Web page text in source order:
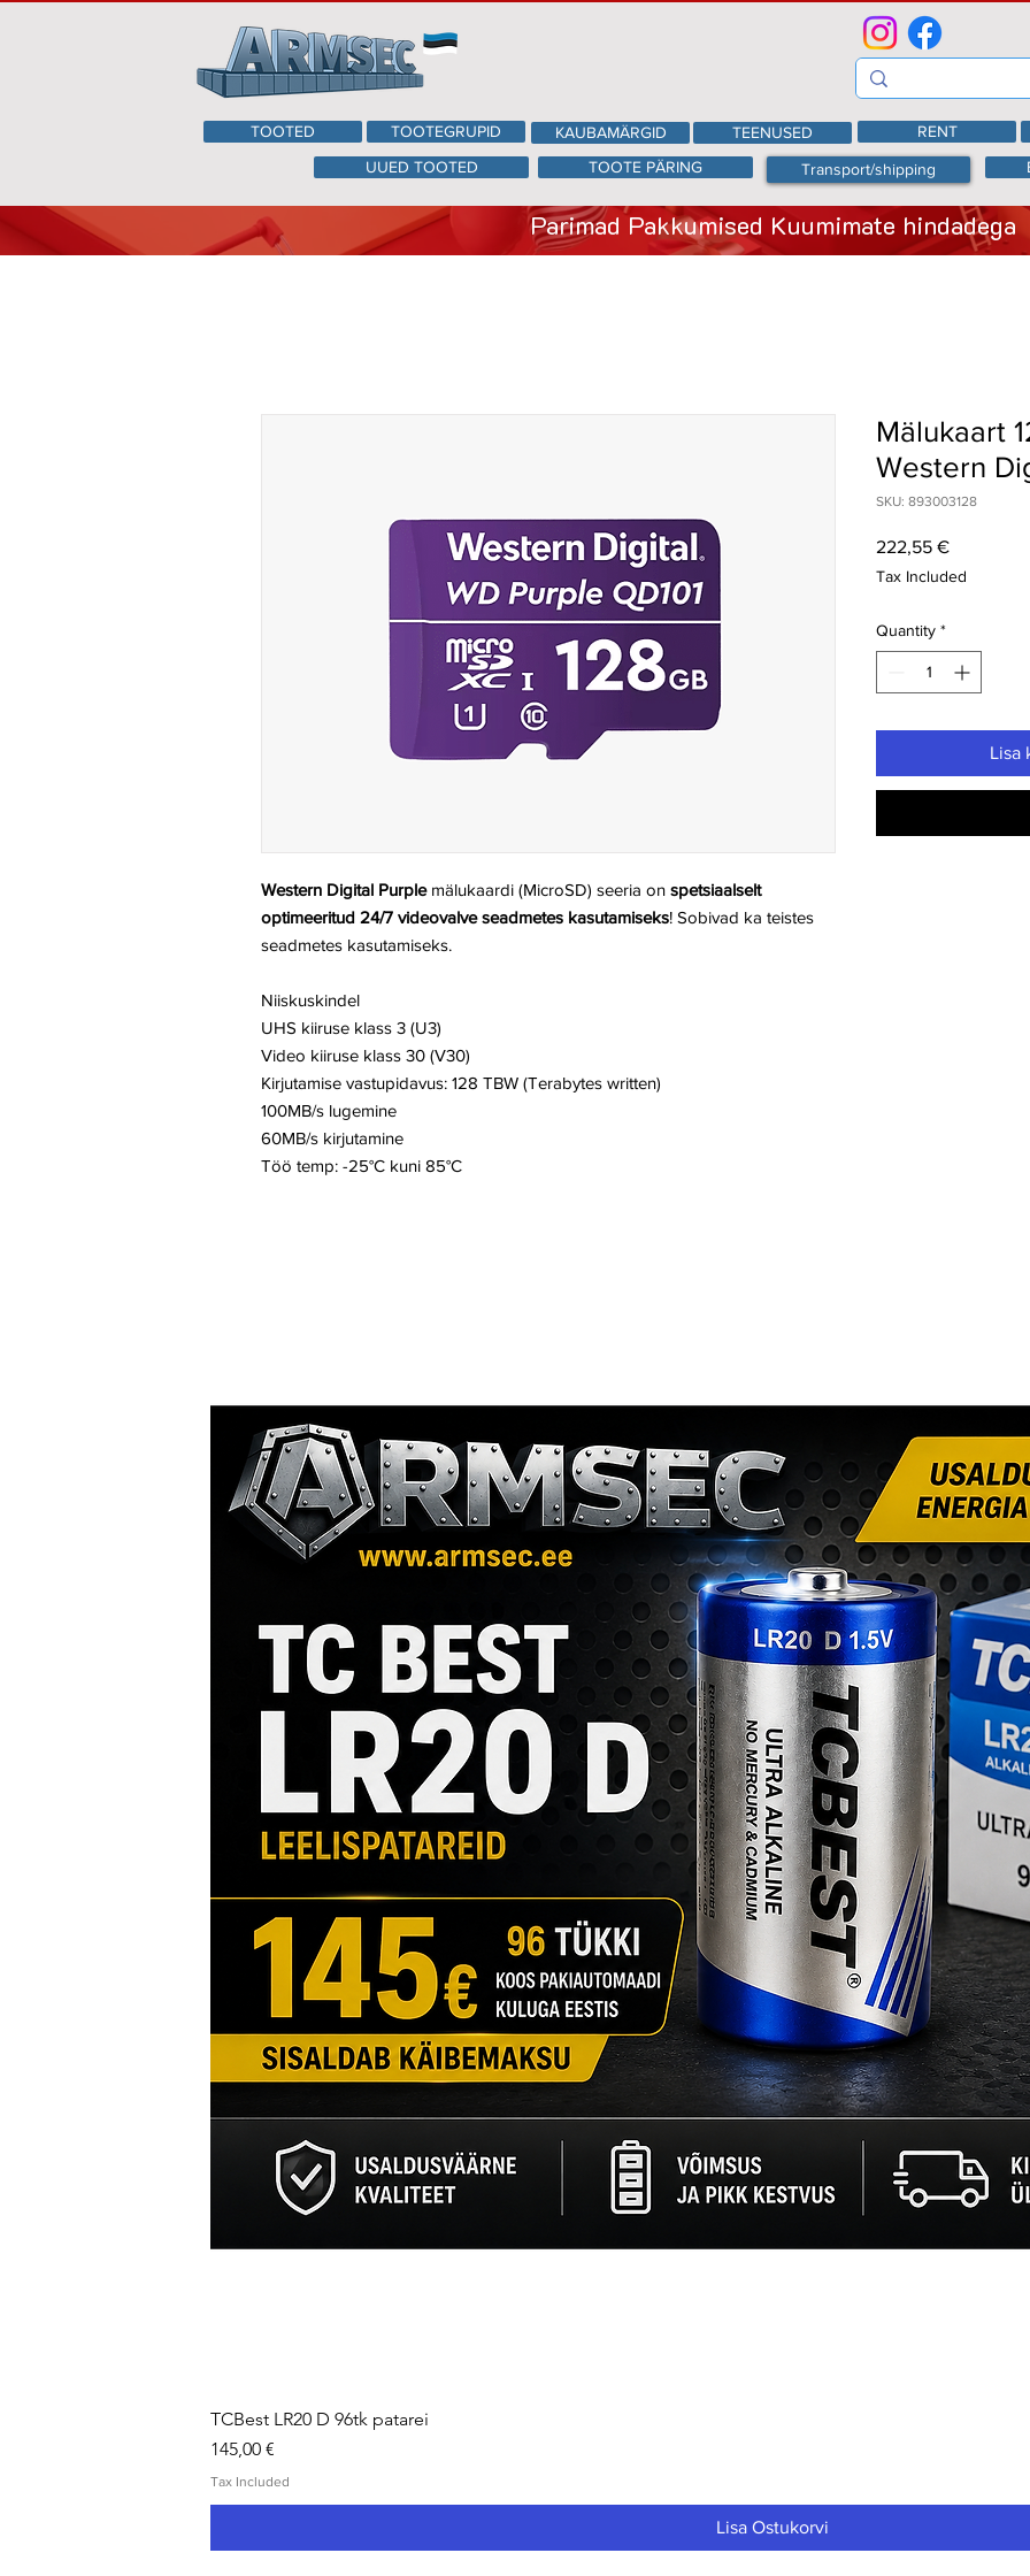
TOOTED
TOOTEGRUPID
UUED TOOTED
KAUBAMÄRGID TEENUSED RENT
TOOTE PÄRING
Transport/shipping
Parimad Pakkumised Kuumimate hindadega
Western Digital Purple mälukaardi (MicroSD) seeria on spetsiaalselt
optimeeritud 24/7 videovalve seadmetes kasutamiseks! Sobivad ka teistes
seadmetes kasutamiseks.
Niiskuskindel
UHS kiiruse klass 3 (U3)
Video kiiruse klass 30 (V30)
Kirjutamise vastupidavus: 128 TBW (Terabytes written)
100MB/s lugemine
60MB/s kirjutamine
Töö temp: -25°C kuni 85°C
Mälukaart
Western
SKU: 893003128
222,55 €Price
Tax Included
Quantity *
Lisa
TCBest LR20 D 96tk patarei
Price
145,00 €
Tax Included
Lisa Ostukorvi